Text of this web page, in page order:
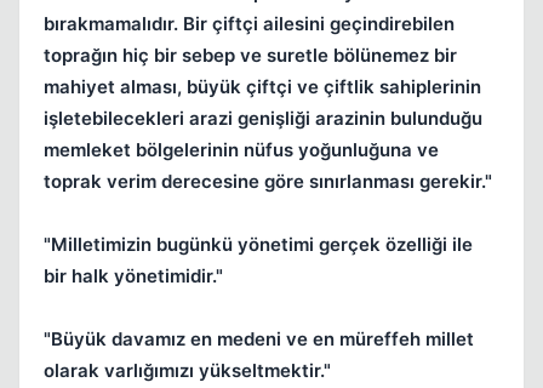
bırakmamalıdır. Bir çiftçi ailesini geçindirebilen
toprağın hiç bir sebep ve suretle bölünemez bir
mahiyet alması, büyük çiftçi ve çiftlik sahiplerinin
işletebilecekleri arazi genişliği arazinin bulunduğu
memleket bölgelerinin nüfus yoğunluğuna ve
toprak verim derecesine göre sınırlanması gerekir."
"Milletimizin bugünkü yönetimi gerçek özelliği ile
bir halk yönetimidir."
"Büyük davamız en medeni ve en müreffeh millet
olarak varlığımızı yükseltmektir."